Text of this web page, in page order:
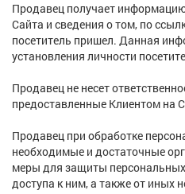
Продавец получает
Сайта и сведения о том, по
посетитель пришел. Данная
установления личности
Продавец не несет
предоставленные Клиентом на
Продавец при обработке
необходимые и достаточные
меры для защиты
доступа к ним, а также от иных